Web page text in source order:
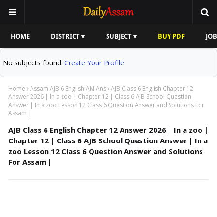
HOME DISTRICT ▾ SUBJECT ▾ BUY PDF
No subjects found. Create Your Profile
Home Assam AJB 6 English AM Ans AJB Class 6 English Chapter 12
Answer 2026 | In a zoo | Chapter 12 | Class 6 AJB School Question
Answer | In a zoo Lesson 12 Class 6 Question Answer and Solutions For
Assam |
AJB Class 6 English Chapter 12 Answer 2026 | In a zoo |
Chapter 12 | Class 6 AJB School Question Answer | In a
zoo Lesson 12 Class 6 Question Answer and Solutions
For Assam |